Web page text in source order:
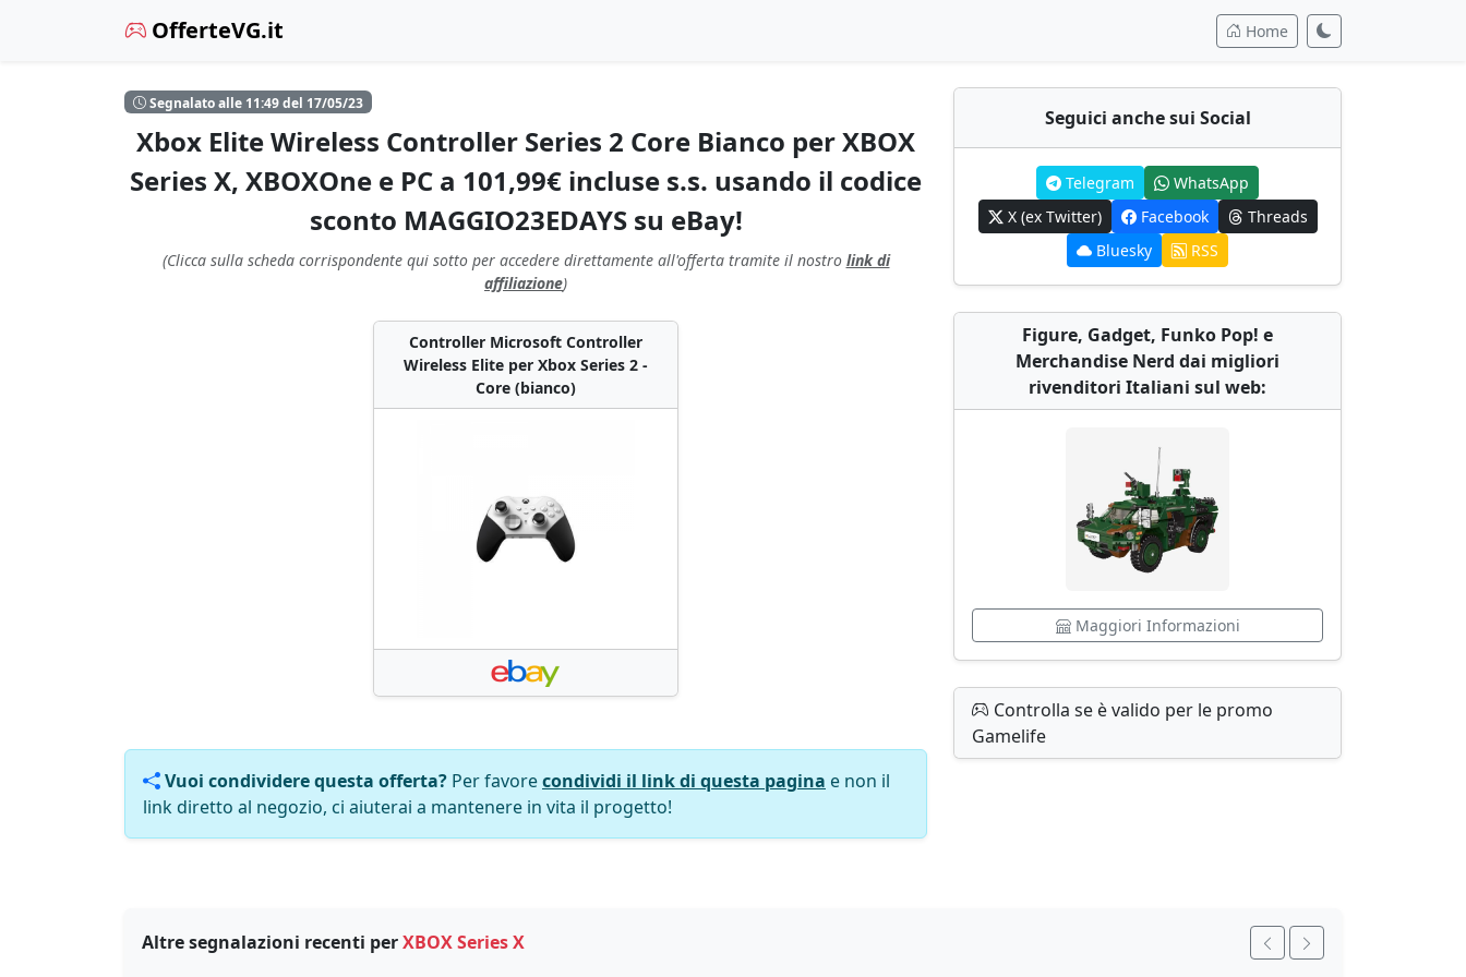
OfferteVG.it Home
Segnalato alle 11:49 del 17/05/23
Xbox Elite Wireless Controller Series 2 Core Bianco per XBOX
Series X, XBOXOne e PC a 101,99€ incluse s.s. usando il codice
sconto MAGGIO23EDAYS su eBay!
(Clicca sulla scheda corrispondente qui sotto per accedere direttamente all'offerta tramite il nostro link di
affiliazione)
Controller Microsoft Controller
Wireless Elite per Xbox Series 2 -
Core (bianco)
Vuoi condividere questa offerta? Per favorecondividi il link di questa pagina e non il
link diretto al negozio, ci aiuterai a mantenere in vita il progetto!
Seguici anche sui Social
Telegram
WhatsApp
X (ex Twitter)
Facebook
Threads
Bluesky
RSS
Figure, Gadget, Funko Pop! e
Merchandise Nerd dai migliori
rivenditori Italiani sul web:
Maggiori Informazioni
Controlla se è valido per le promo
Gamelife
Altre segnalazioni recenti perXBOX Series X